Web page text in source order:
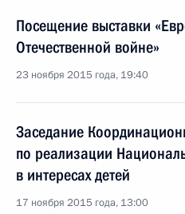
Посещение выставки
Отечественной войне»
23 ноября 2015 года, 19:40
Заседание
по реализации
в интересах детей
17 ноября 2015 года, 13:00